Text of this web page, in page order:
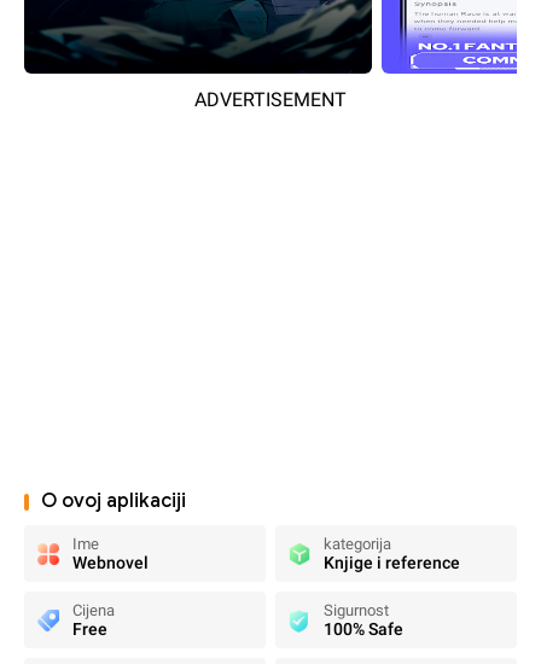
ADVERTISEMENT
O ovoj aplikaciji
Ime
Webnovel
kategorija
Knjige i reference
Cijena
Free
Sigurnost
100% Safe